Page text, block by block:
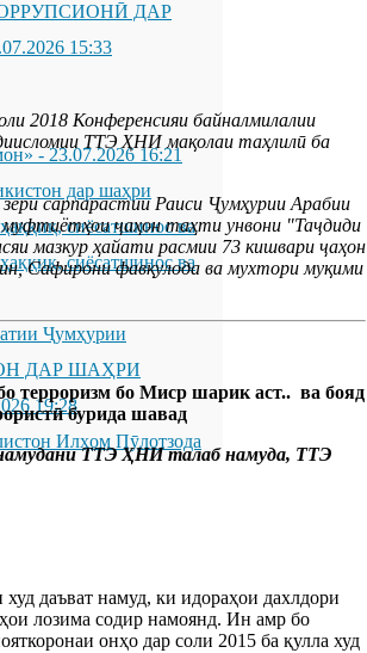
ДАР
15:33
-23.07.2026 16:21
дар шаҳри
сиёсатшинос ва
сиёсатшинос ва
Ҷумҳурии
ДАР ШАҲРИ
19:28
Илҳом Пӯлотзода
2018 Конференсияи байналмилалии
ТТЭ ҲНИ мақолаи таҳлилӣ ба
сарпарастии Раиси Ҷумҳурии Арабии
ҷаҳон таҳти унвони "Таҷдиди
мазкур ҳайати расмии 73 кишвари ҷаҳон
Сафирони фавқулода ва мухтори муқими
терроризм бо Миср шарик аст.. ва бояд
бурида шавад
намудани ТТЭ ҲНИталабнамуда, ТТЭ
даъват намуд, ки идораҳои дахлдори
лозима содир намоянд. Ин амр бо
онҳо дар соли 2015 ба қулла худ